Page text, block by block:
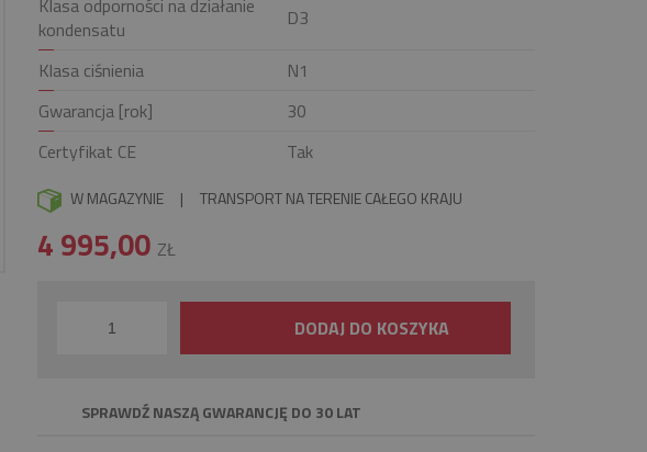
Klasa odporności na działanie
kondensatu
D3
Klasa ciśnienia
N1
Gwarancja [rok]
30
Certyfikat CE
Tak
W MAGAZYNIE | TRANSPORT NA TERENIE CAŁEGO KRAJU
4 995,00 ZŁ
DODAJ DO KOSZYKA
SPRAWDŹ NASZĄ GWARANCJĘ DO 30 LAT